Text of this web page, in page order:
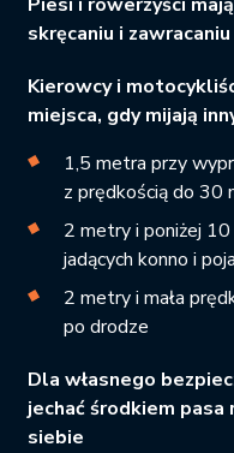
skręcaniu i
Kierowcy i
miejsca, gdy mijają
1,5 metra przy
z prędkością do 30
2 metry i poniżej
jadących konno i
2 metry i mała
po drodze
Dla własnego
jechać środkiem
siebie